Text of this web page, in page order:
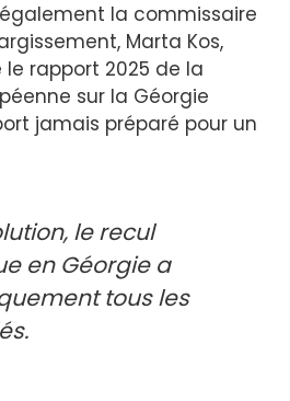
la commissaire
Marta Kos,
rapport 2025 de la
sur la Géorgie
jamais préparé pour un
le recul
en Géorgie a
tous les